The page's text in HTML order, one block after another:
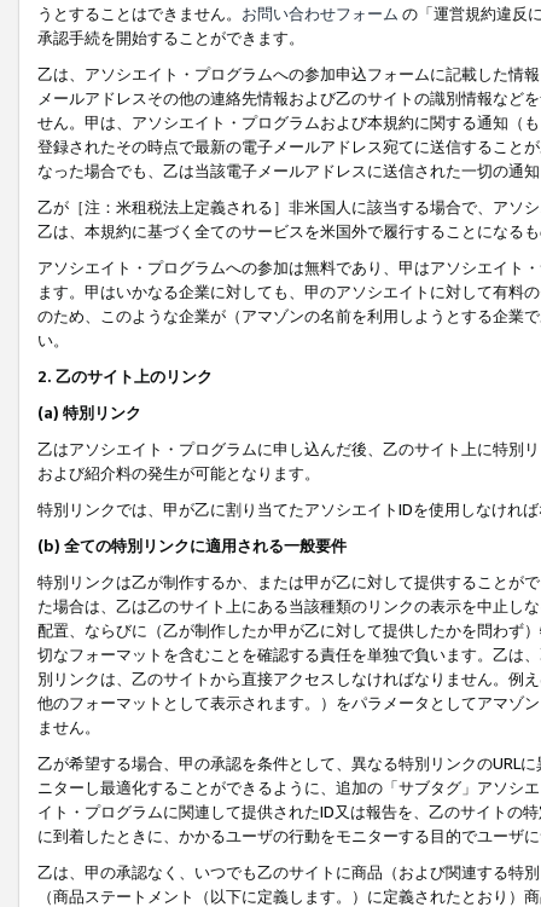
うとすることはできません。 お問い合わせフォーム の「運営規約違反
承認手続を開始することができます。
乙は、アソシエイト・プログラムへの参加申込フォームに記載した情
メールアドレスその他の連絡先情報および乙のサイトの識別情報など
せん。甲は、アソシエイト・プログラムおよび本規約に関する通知（
登録されたその時点で最新の電子メールアドレス宛てに送信すること
なった場合でも、乙は当該電子メールアドレスに送信された一切の通
乙が［注：米租税法上定義される］非米国人に該当する場合で、アソ
乙は、本規約に基づく全てのサービスを米国外で履行することになる
アソシエイト・プログラムへの参加は無料であり、甲はアソシエイト
ます。甲はいかなる企業に対しても、甲のアソシエイトに対して有料
のため、このような企業が（アマゾンの名前を利用しようとする企業
い。
2. 乙のサイト上のリンク
(a) 特別リンク
乙はアソシエイト・プログラムに申し込んだ後、乙のサイト上に特別
および紹介料の発生が可能となります。
特別リンクでは、甲が乙に割り当てたアソシエイトIDを使用しなけれ
(b) 全ての特別リンクに適用される一般要件
特別リンクは乙が制作するか、または甲が乙に対して提供することが
た場合は、乙は乙のサイト上にある当該種類のリンクの表示を中止し
配置、ならびに（乙が制作したか甲が乙に対して提供したかを問わず
切なフォーマットを含むことを確認する責任を単独で負います。乙は
別リンクは、乙のサイトから直接アクセスしなければなりません。例
他のフォーマットとして表示されます。）をパラメータとしてアマゾ
ません。
乙が希望する場合、甲の承認を条件として、異なる特別リンクのURL
ニターし最適化することができるように、追加の「サブタグ」アソシ
イト・プログラムに関連して提供されたID又は報告を、乙のサイトの
に到着したときに、かかるユーザの行動をモニターする目的でユーザ
乙は、甲の承認なく、いつでも乙のサイトに商品（および関連する特
（商品ステートメント（以下に定義します。）に定義されたとおり